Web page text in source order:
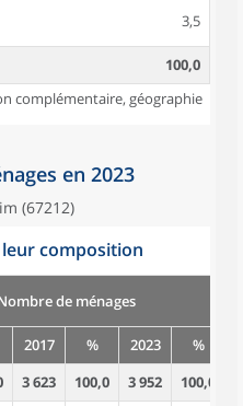
3,5
100,0
complémentaire, géographie
en 2023
(67212)
leur composition
de ménages
2017 % 2023 %
3 623 100,0 3 952 100,0